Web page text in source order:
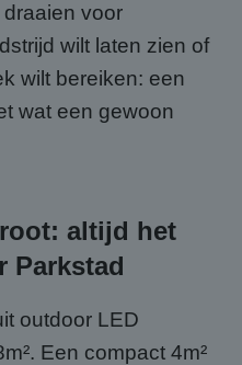
voor
wilt laten zien of
wilt bereiken: een
wat een gewoon
altijd het
Parkstad
outdoor LED
Een compact 4m²